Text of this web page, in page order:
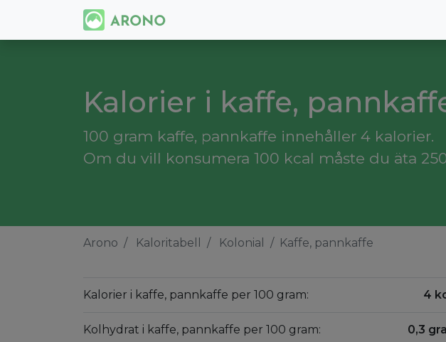
Kalorier i kaffe,
100 gram kaffe, pannkaffe innehåller 4 kalorier.
Om du vill konsumera 100 kcal måste du äta
Arono Kaloritabell Kolonial Kaffe, pannkaffe
Kalorier i kaffe, pannkaffe per 100 gram: 4
Kolhydrat i kaffe, pannkaffe per 100 gram: 0,3